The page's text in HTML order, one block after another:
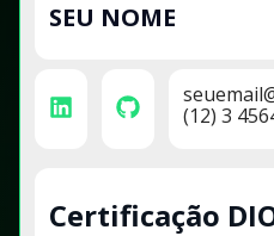
SEU NOME
(12) 3
Certificação